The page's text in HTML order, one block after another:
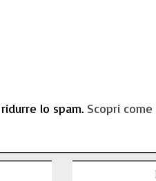
lo spam. Scopri